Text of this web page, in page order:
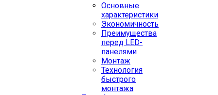
Основные
характеристики
Экономичность
Преимущества
перед LED-
панелями
Монтаж
Технология
быстрого
монтажа